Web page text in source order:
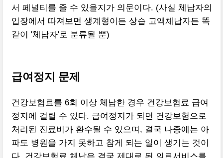
서 페널티를 줄 수 있을지가 의문이다. (사실 체납자의
입장에서 따져보면 생계형이든 상습 고액체납자든 똑
같이 '체납자'로 분류될 뿐)
급여정지 문제
건강보험료를 6회 이상 체납한 경우 건강보험료 급여
정지에 걸릴 수 있다. 급여정지가 되면 건강보험으로
처리된 진료비가 환수될 수 있으며, 결국 나중에는 아
파도 병원을 가지 못하고 참게 되는 일이 생기는 것이